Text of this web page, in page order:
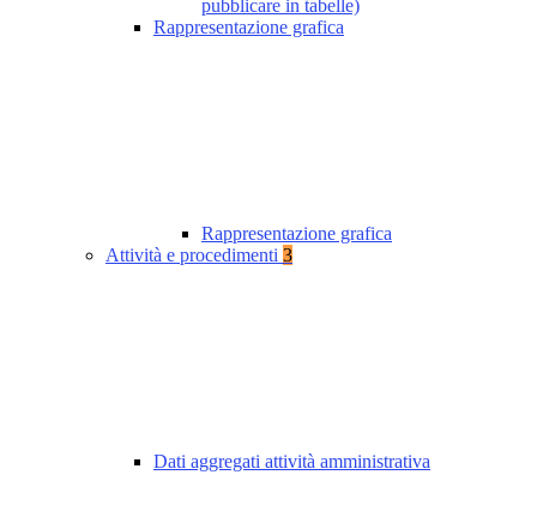
pubblicare in tabelle)
Rappresentazione grafica
Rappresentazione grafica
Attività e procedimenti 3
Dati aggregati attività amministrativa